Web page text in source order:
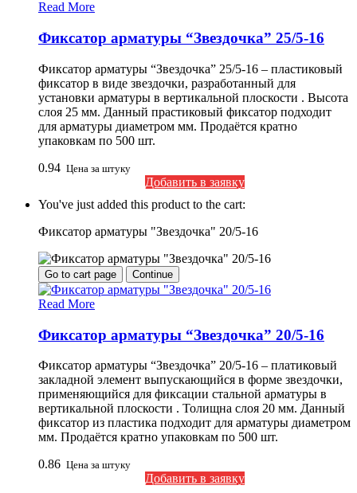
Read More
Фиксатор арматуры “Звездочка” 25/5-16
Фиксатор арматуры “Звездочка” 25/5-16 – пластиковый
фиксатор в виде звездочки, разработанный для
установки арматуры в вертикальной плоскости . Высота
слоя 25 мм. Данный прастиковый фиксатор подходит
для арматуры диаметром мм. Продаётся кратно
упаковкам по 500 шт.
0.94 Цена за штуку
Добавить в заявку
You've just added this product to the cart:
Фиксатор арматуры "Звездочка" 20/5-16
Go to cart page Continue
Read More
Фиксатор арматуры “Звездочка” 20/5-16
Фиксатор арматуры “Звездочка” 20/5-16 – платиковый
закладной элемент выпускающийся в форме звездочки,
применяющийся для фиксации стальной арматуры в
вертикальной плоскости . Толищна слоя 20 мм. Данный
фиксатор из пластика подходит для арматуры диаметром
мм. Продаётся кратно упаковкам по 500 шт.
0.86 Цена за штуку
Добавить в заявку